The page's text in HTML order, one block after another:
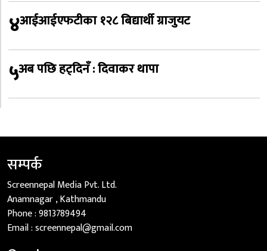
४आईआईएफटीका १२८ बिद्यार्थी ग्राजुयट
५अब पछि हट्दिनँ : दिवाकर थापा
सम्पर्क
Screennepal Media Pvt. Ltd.
Anamnagar , Kathmandu
Phone :9813789494
Email :screennepal@gmail.com